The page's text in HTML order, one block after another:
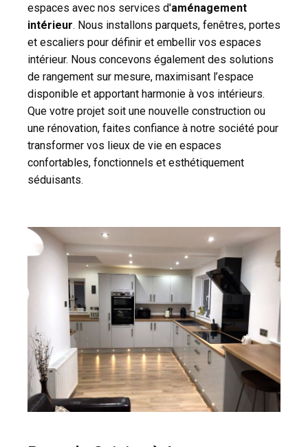
espaces avec nos services d'aménagement
intérieur. Nous installons parquets, fenêtres, portes
et escaliers pour définir et embellir vos espaces
intérieur. Nous concevons également des solutions
de rangement sur mesure, maximisant l’espace
disponible et apportant harmonie à vos intérieurs.
Que votre projet soit une nouvelle construction ou
une rénovation, faites confiance à notre société pour
transformer vos lieux de vie en espaces
confortables, fonctionnels et esthétiquement
séduisants.